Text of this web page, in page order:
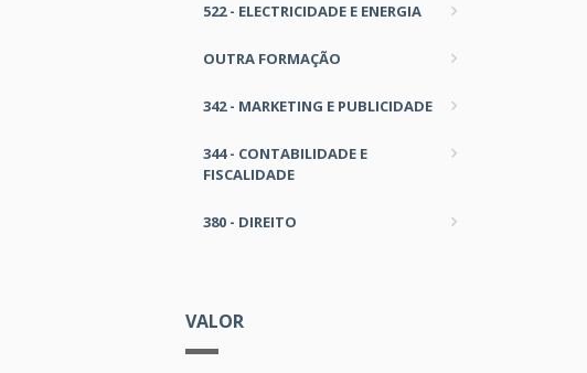
522 - ELECTRICIDADE E ENERGIA
OUTRA FORMAÇÃO
342 - MARKETING E PUBLICIDADE
344 - CONTABILIDADE E
FISCALIDADE
380 - DIREITO
VALOR